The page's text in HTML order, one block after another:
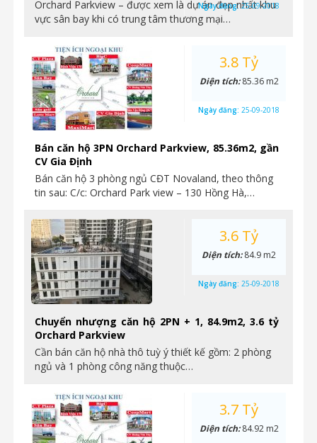
Orchard Parkview bán căn hộ 2PN, 3.25 tỷ bao
gồm tất cả chi phí
Orchard Parkview – được xem là dự án đẹp nhất khu
vực sân bay khi có trung tâm thương mại…
Ngày đăng:25-09-2018
Bán căn hộ 3PN Orchard Parkview, 85.36m2, gần
CV Gia Định
Bán căn hộ 3 phòng ngủ CĐT Novaland, theo thông
tin sau: C/c: Orchard Park view – 130 Hồng Hà,…
Diện tích:85.36 m2
Ngày đăng:25-09-2018
Chuyển nhượng căn hộ 2PN + 1, 84.9m2, 3.6 tỷ
Orchard Parkview
Cần bán căn hộ nhà thô tuỳ ý thiết kế gồm: 2 phòng
ngủ và 1 phòng công năng thuộc…
Diện tích:84.9 m2
Ngày đăng: 25-09-2018